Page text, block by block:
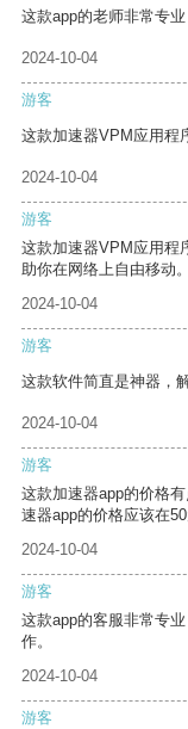
这款app的老师非常专
2024-10-04
游客
这款加速器VPM应用程
2024-10-04
游客
这款加速器VPM应用程
助你在网络上自由移动。
2024-10-04
游客
这款软件简直是神器，
2024-10-04
游客
这款加速器app的价格
速器app的价格应该在
2024-10-04
游客
这款app的客服非常专
作。
2024-10-04
游客